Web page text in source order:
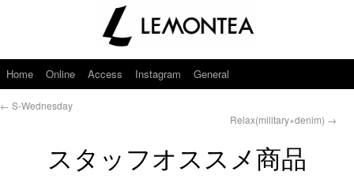
Home Online Access Instagram General
← S-Wednesday
Relax(military×denim) →
スタッフオススメ商品